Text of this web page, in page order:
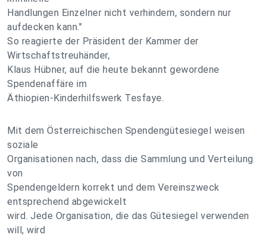
Handlungen Einzelner nicht verhindern, sondern nur
aufdecken kann."
So reagierte der Präsident der Kammer der
Wirtschaftstreuhänder,
Klaus Hübner, auf die heute bekannt gewordene
Spendenaffäre im
Äthiopien-Kinderhilfswerk Tesfaye.
Mit dem Österreichischen Spendengütesiegel weisen
soziale
Organisationen nach, dass die Sammlung und Verteilung
von
Spendengeldern korrekt und dem Vereinszweck
entsprechend abgewickelt
wird. Jede Organisation, die das Gütesiegel verwenden
will, wird